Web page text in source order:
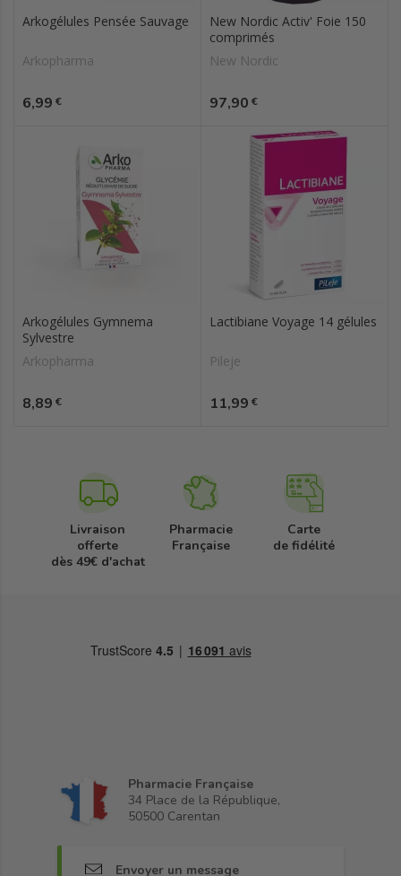
Arkogélules Pensée Sauvage
Arkopharma
Prix
6,99 €
New Nordic Activ' Foie 150
comprimés
New Nordic
Prix
97,90 €
Arkogélules Gymnema
Sylvestre
Arkopharma
Prix
8,89 €
Lactibiane Voyage 14 gélules
Pileje
Prix
11,99 €
Livraison
offerte
dès 49€ d'achat
Pharmacie
Française
Carte
de fidélité
Pharmacie Française
34 Place de la République,
50500 Carentan
Envoyer un message